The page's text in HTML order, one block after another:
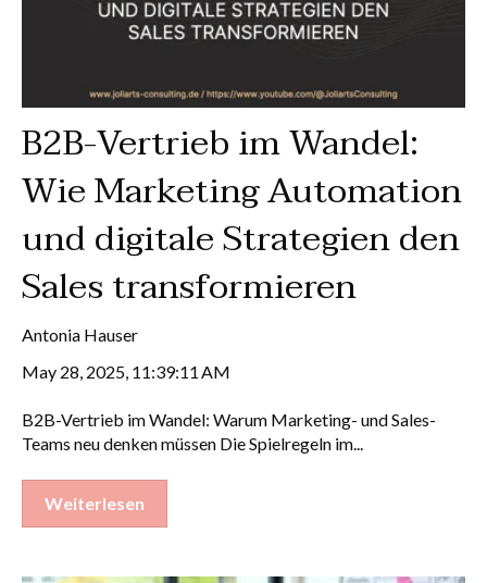
B2B-Vertrieb im Wandel:
Wie Marketing Automation
und digitale Strategien den
Sales transformieren
Antonia Hauser
May 28, 2025, 11:39:11 AM
B2B-Vertrieb im Wandel: Warum Marketing- und Sales-
Teams neu denken müssen Die Spielregeln im...
Weiterlesen